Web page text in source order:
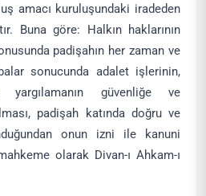
amacı kuruluşundaki iradeden
Buna göre: Halkın haklarının
padişahın her zaman ve
sonucunda adalet işlerinin,
yargılamanın güvenliğe ve
padişah katında doğru ve
onun izni ile kanuni
olarak Divan-ı Ahkam-ı